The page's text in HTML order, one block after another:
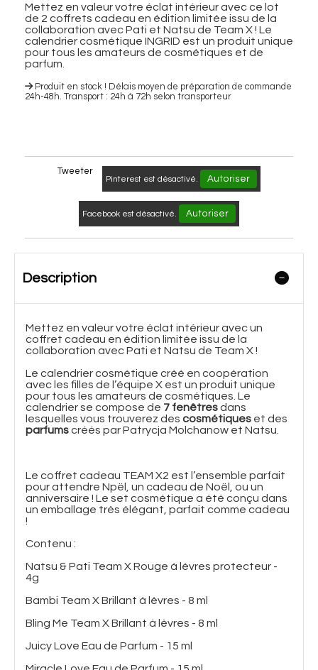
Mettez en valeur votre éclat intérieur avec ce lot
de 2 coffrets cadeau en édition limitée issu de la
collaboration avec Pati et Natsu de Team X ! Le
calendrier cosmétique INGRID est un produit unique
pour tous les amateurs de cosmétiques et de
parfum.
Produit en stock ! Délais moyen de préparation de commande
24h-48h. Transport : 24h à 72h selon transporteur
Tweeter
Pinterest est désactivé. Autoriser
Facebook est désactivé. Autoriser
Description
Mettez en valeur votre éclat intérieur avec un
coffret cadeau en édition limitée issu de la
collaboration avec Pati et Natsu de Team X !
Le calendrier cosmétique créé en coopération
avec les filles de l’équipe X est un produit unique
pour tous les amateurs de cosmétiques. Le
calendrier se compose de 7 fenêtresdans
lesquelles vous trouverez des cosmétiques et des
parfumscréés par Patrycja Molchanow et Natsu.
Le coffret cadeau TEAM X2 est l’ensemble parfait
pour attendre Npël, un cadeau de Noël, ou un
anniversaire ! Le set cosmétique a été conçu dans
un emballage très élégant, parfait comme cadeau
!
Contenu :
Natsu & Pati Team X Rouge à lèvres protecteur -
4g
Bambi Team X Brillant à lèvres - 8 ml
Bling Me Team X Brillant à lèvres - 8 ml
Juicy Love Eau de Parfum - 15 ml